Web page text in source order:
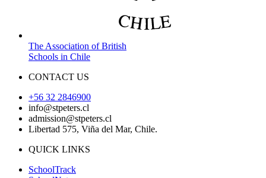
The Association of British
Schools in Chile
CONTACT US
+56 32 2846900
info@stpeters.cl
admission@stpeters.cl
Libertad 575, Viña del Mar, Chile.
QUICK LINKS
SchoolTrack